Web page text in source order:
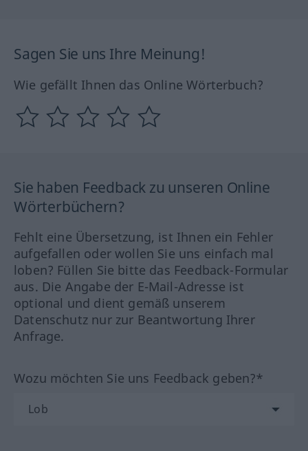
Sagen Sie uns Ihre Meinung!
Wie gefällt Ihnen das Online Wörterbuch?
Sie haben Feedback zu unseren Online
Wörterbüchern?
Fehlt eine Übersetzung, ist Ihnen ein Fehler
aufgefallen oder wollen Sie uns einfach mal
loben? Füllen Sie bitte das Feedback-Formular
aus. Die Angabe der E-Mail-Adresse ist
optional und dient gemäß unserem
Datenschutz nur zur Beantwortung Ihrer
Anfrage.
Wozu möchten Sie uns Feedback geben?*